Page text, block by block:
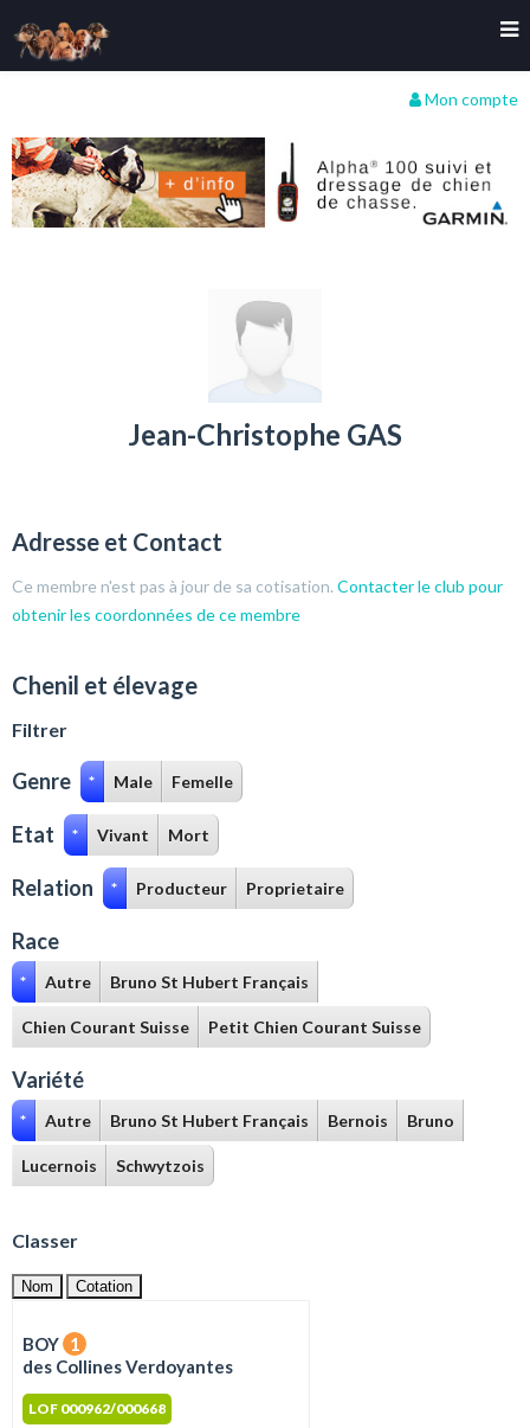
Mon compte
Jean-Christophe GAS
Adresse et Contact
Ce membre n'est pas à jour de sa cotisation. Contacter le club pour
obtenir les coordonnées de ce membre
Chenil et élevage
Filtrer
Genre * Male Femelle
Etat * Vivant Mort
Relation * Producteur Proprietaire
Race
* Autre Bruno St Hubert Français
Chien Courant Suisse Petit Chien Courant Suisse
Variété
* Autre Bruno St Hubert Français Bernois Bruno
Lucernois Schwytzois
Classer
Nom Cotation
BOY 1
des Collines Verdoyantes
LOF 000962/000668